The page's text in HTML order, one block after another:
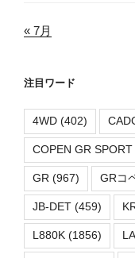
« 7月
注目ワード
4WD (402)
COPEN GR SPORT
GR (967) GRコ
JB-DET (459)
L880K (1856)